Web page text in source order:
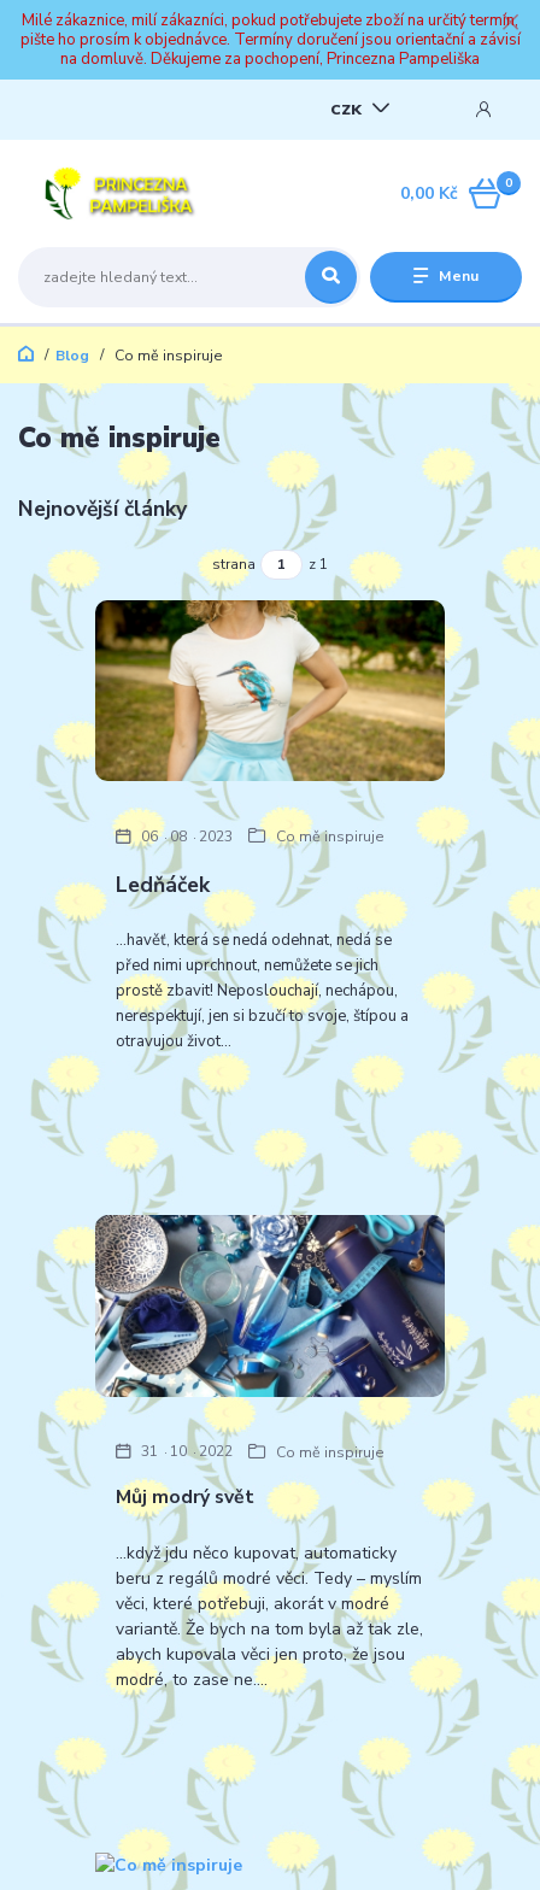
Milé zákaznice, milí zákazníci, pokud potřebujete zboží na určitý termín,
pište ho prosím k objednávce. Termíny doručení jsou orientační a závisí
na domluvě. Děkujeme za pochopení, Princezna Pampeliška
Menu
CZK
0
0,00 Kč
Blog Co mě inspiruje
Co mě inspiruje
Nejnovější články
strana z 1
Ledňáček
06 08 2023 Co mě inspiruje
...havěť, která se nedá odehnat, nedá se
před nimi uprchnout, nemůžete se jich
prostě zbavit! Neposlouchají, nechápou,
nerespektují, jen si bzučí to svoje, štípou a
otravujou život...
Můj modrý svět
31 10 2022 Co mě inspiruje
...když jdu něco kupovat, automaticky
beru z regálů modré věci. Tedy – myslím
věci, které potřebuji, akorát v modré
variantě. Že bych na tom byla až tak zle,
abych kupovala věci jen proto, že jsou
modré, to zase ne....